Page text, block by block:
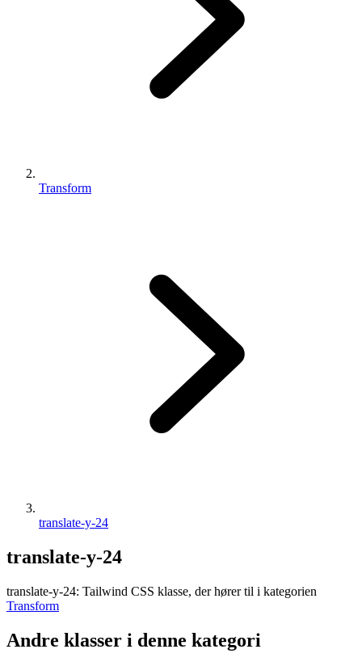
Transform
translate-y-24
translate-y-24
translate-y-24: Tailwind CSS klasse, der hører til i kategorien
Transform
Andre klasser i denne kategori